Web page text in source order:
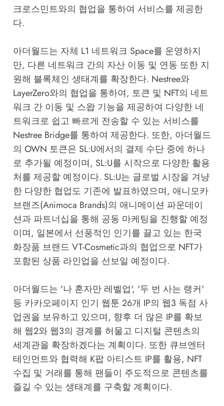
크로스민트와의 협업을 통하여 서비스를 제공한
다.
아더월드는 자체 L1 네트워크 Space를 운영하지
만, 다른 네트워크 간의 자산 이동 및 연동 또한 지
원해 블록체인 생태계를 확장한다. Nestree와
LayerZero와의 협업을 통하여, 토큰 및 NFT의 네트
워크 간 이동 및 스왑 기능을 제공하여 다양한 네
트워크로 쉽고 빠르게 전송할 수 있는 서비스를
Nestree Bridge를 통하여 제공한다. 또한, 아더월드
의 OWN 토큰은 SL:U에서의 결제 수단 중에 하나
로 추가될 예정이며, SL:U를 시작으로 다양한 활용
처를 제공할 예정이다. SL:U는 글로벌 시장을 겨냥
한 다양한 협업도 기존에 발표하였으며, 애니모카
브랜즈(Animoca Brands)의 애니메이션 파운데이
션과 파트너십을 통해 공동 마케팅을 진행할 예정
이며, 일본에서 선풍적인 인기를 끌고 있는 한국
화장품 브랜드 VT-Cosmetic과의 협업으로 NFT가
포함된 상품 라인업을 선보일 예정이다.
아더월드는 '나 혼자만 레벨업', '두 번 사는 랭커'
등 카카오페이지 인기 웹툰 26개 IP의 웹3 독점 사
업권을 보유하고 있으며, 향후 더 많은 IP를 확보
해 웹2와 웹3의 경계를 허물고 디지털 콘텐츠의
세계관을 확장하겠다는 계획이다. 또한 큐브엔터
테인먼트와 협력해 K팝 아티스트 IP를 활용, NFT
수집 및 거래를 통해 팬들이 주도적으로 콘텐츠를
즐길 수 있는 생태계를 구축할 계획이다.